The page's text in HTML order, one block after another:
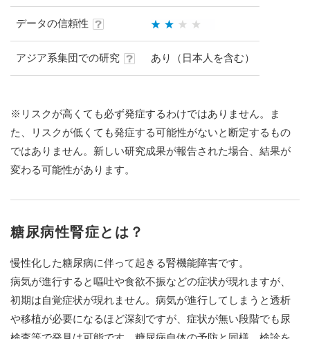
データの信頼性
アジア系集団での研究 あり（日本人を含む）
※リスクが高くても必ず発症するわけではありません。ま
た、リスクが低くても発症する可能性がないと断定するもの
ではありません。新しい研究成果が報告された場合、結果が
変わる可能性があります。
糖尿病性腎症とは？
慢性化した糖尿病に伴って起きる腎機能障害です。
病気が進行すると嘔吐や食欲不振などの症状が現れますが、
初期は自覚症状が現れません。病気が進行してしまうと透析
や移植が必要になるほど深刻ですが、症状が無い段階でも尿